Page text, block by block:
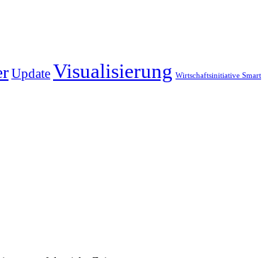
UpdateVisualisierung Wirtschaftsinitiative Smart